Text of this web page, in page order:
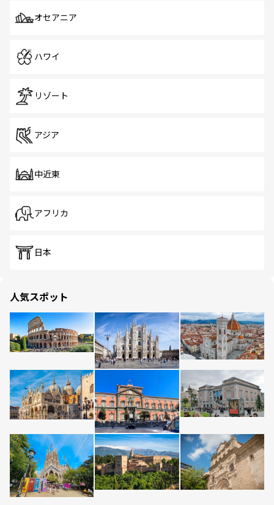
オセアニア
ハワイ
リゾート
アジア
中近東
アフリカ
日本
人気スポット